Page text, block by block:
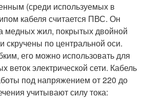
(среди используемых в
кабеля считается ПВС. Он
медных жил, покрытых двойной
скручены по центральной оси.
его можно использовать для
электрической сети. Кабель
под напряжением от 220 до
учитывают силу тока: